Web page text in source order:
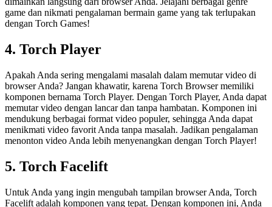
game dan nikmati pengalaman bermain game yang tak terlupakan
dengan Torch Games!
4. Torch Player
Apakah Anda sering mengalami masalah dalam memutar video di
browser Anda? Jangan khawatir, karena Torch Browser memiliki
komponen bernama Torch Player. Dengan Torch Player, Anda dapat
memutar video dengan lancar dan tanpa hambatan. Komponen ini
mendukung berbagai format video populer, sehingga Anda dapat
menikmati video favorit Anda tanpa masalah. Jadikan pengalaman
menonton video Anda lebih menyenangkan dengan Torch Player!
5. Torch Facelift
Untuk Anda yang ingin mengubah tampilan browser Anda, Torch
Facelift adalah komponen yang tepat. Dengan komponen ini, Anda